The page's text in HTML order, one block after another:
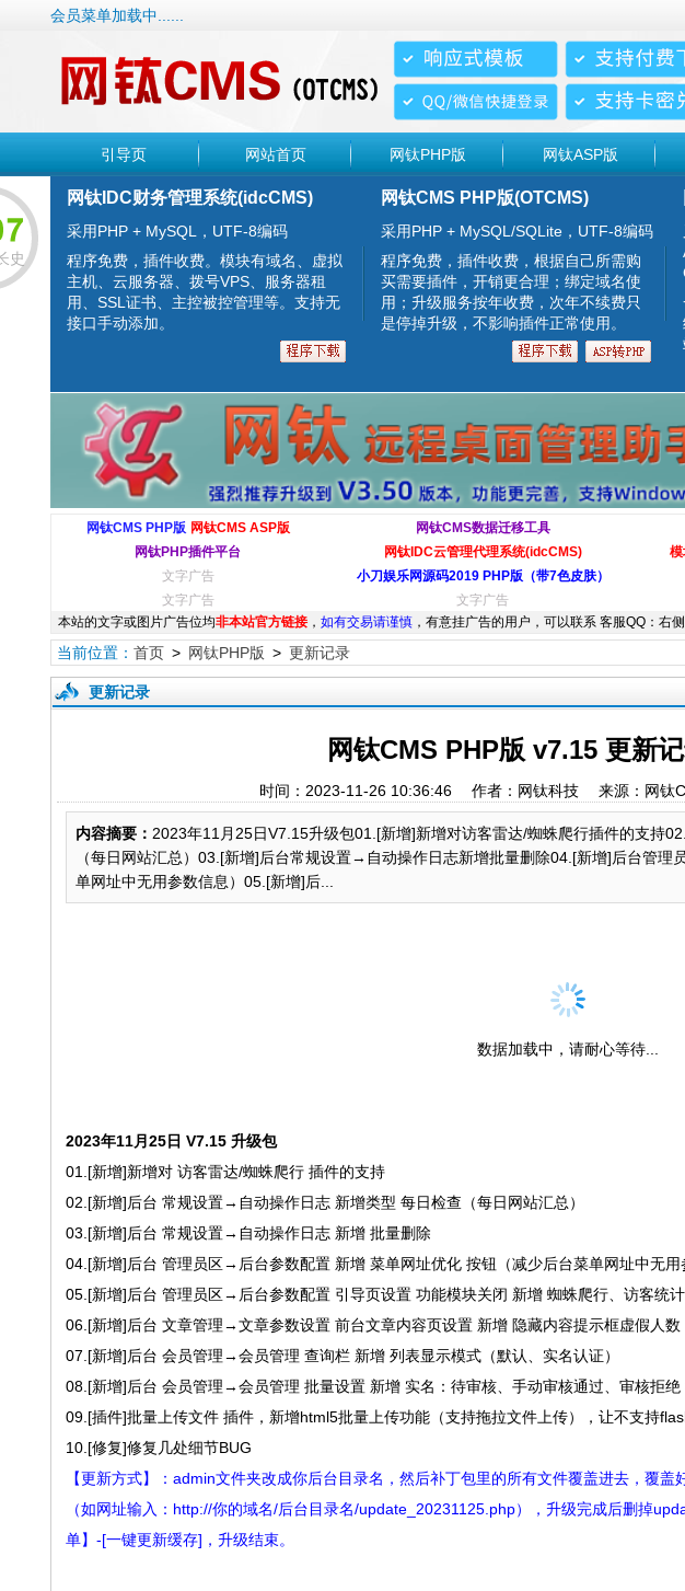
会员菜单加载中......
引导页 网站首页 网钛PHP版 网钛ASP版
网钛IDC财务管理系统(idcCMS)
采用PHP + MySQL，UTF-8编码
程序免费，插件收费。模块有域名、虚拟
主机、云服务器、拨号VPS、服务器租
用、SSL证书、主控被控管理等。支持无
接口手动添加。
网钛CMS PHP版(OTCMS)
采用PHP + MySQL/SQLite，UTF-8编码
程序免费，插件收费，根据自己所需购
买需要插件，开销更合理；绑定域名使
用；升级服务按年收费，次年不续费只
是停掉升级，不影响插件正常使用。
网钛CMS PHP版 网钛CMS ASP版 网钛CMS数据迁移工具
网钛PHP插件平台
网钛IDC云管理代理系统(idcCMS)
文字广告
小刀娱乐网源码2019 PHP版（带7色皮肤）
文字广告
文字广告
本站的文字或图片广告位均非本站官方链接， 如有交易请谨慎，有意挂广告的用户，可以联系 客服QQ：右
当前位置： 首页> 网钛PHP版 > 更新记录
更新记录
网钛CMS PHP版 v7.15 更新
时间：2023-11-26 10:36:46 作者：网钛科技 来源：网钛
内容摘要： 2023年11月25日V7.15升级包01.[新增]新增对访客雷达/蜘蛛爬行插件的支持
（每日网站汇总）03.[新增]后台常规设置→自动操作日志新增批量删除04.[新增]后台管
单网址中无用参数信息）05.[新增]后...
数据加载中，请耐心等待...
2023年11月25日 V7.15 升级包
01.[新增]新增对 访客雷达/蜘蛛爬行 插件的支持
02.[新增]后台 常规设置→自动操作日志 新增类型 每日检查（每日网站汇总）
03.[新增]后台 常规设置→自动操作日志 新增 批量删除
04.[新增]后台 管理员区→后台参数配置 新增 菜单网址优化 按钮（减少后台菜单网址中无用
05.[新增]后台 管理员区→后台参数配置 引导页设置 功能模块关闭 新增 蜘蛛爬行、访客统
06.[新增]后台 文章管理→文章参数设置 前台文章内容页设置 新增 隐藏内容提示框虚假人数
07.[新增]后台 会员管理→会员管理 查询栏 新增 列表显示模式（默认、实名认证）
08.[新增]后台 会员管理→会员管理 批量设置 新增 实名：待审核、手动审核通过、审核拒绝
09.[插件]批量上传文件 插件，新增html5批量上传功能（支持拖拉文件上传），让不支持
10.[修复]修复几处细节BUG
【更新方式】：admin文件夹改成你后台目录名，然后补丁包里的所有文件覆盖进去，覆
（如网址输入：http://你的域名/后台目录名/update_20231125.php），升级完成后删掉
单】-[一键更新缓存]，升级结束。
史